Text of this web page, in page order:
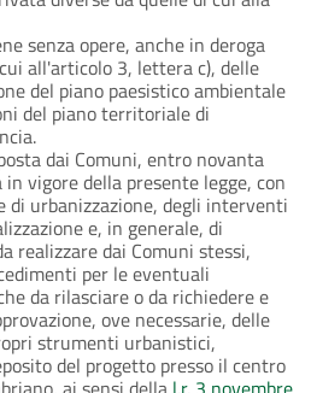
senza opere, anche in deroga
all'articolo 3, lettera c), delle
del piano paesistico ambientale
del piano territoriale di
dai Comuni, entro novanta
vigore della presente legge, con
di urbanizzazione, degli interventi
e, in generale, di
realizzare dai Comuni stessi,
per le eventuali
da rilasciare o da richiedere e
ove necessarie, delle
strumenti urbanistici,
del progetto presso il centro